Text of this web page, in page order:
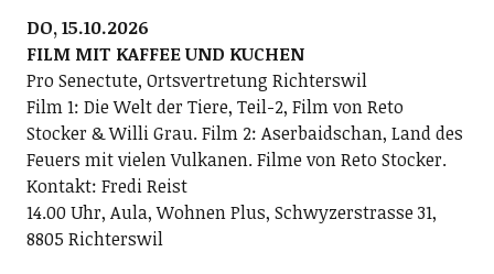
DO, 15.10.2026
FILM MIT KAFFEE UND KUCHEN
Pro Senectute, Ortsvertretung Richterswil
Film 1: Die Welt der Tiere, Teil-2, Film von Reto
Stocker & Willi Grau. Film 2: Aserbaidschan, Land des
Feuers mit vielen Vulkanen. Filme von Reto Stocker.
Kontakt: Fredi Reist
14.00 Uhr, Aula, Wohnen Plus, Schwyzerstrasse 31,
8805 Richterswil